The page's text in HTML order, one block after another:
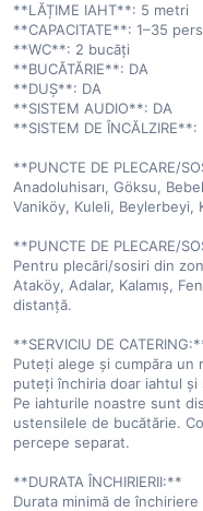
**LĂȚIME IAHT**: 5 metri
**CAPACITATE**: 1–35
**WC**: 2 bucăți
**BUCĂTĂRIE**: DA
**DUȘ**: DA
**SISTEM AUDIO**: DA
**SISTEM DE ÎNCĂLZIRE**:
**PUNCTE DE PLECARE/
Anadoluhisarı, Göksu,
Vaniköy, Kuleli, Beylerbeyi,
**PUNCTE DE PLECARE/
Pentru plecări/sosiri din
Ataköy, Adalar, Kalamış,
distanță.
**SERVICIU DE
Puteți alege și cumpăra un
puteți închiria doar iahtul
Pe iahturile noastre sunt
ustensilele de bucătărie.
percepe separat.
**DURATA ÎNCHIRIERII:**
Durata minimă de